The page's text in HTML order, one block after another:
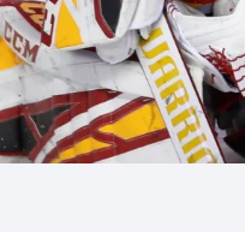
Golf
Gymnastika